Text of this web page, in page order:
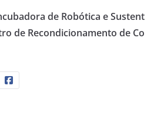
de Robótica e Sustent
de Recondicionamento de Co